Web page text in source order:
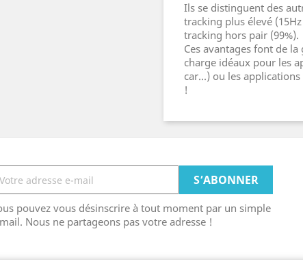
Ils se distinguent des
tracking plus élevé
tracking hors pair (99%).
Ces avantages font de
charge idéaux pour les
car...) ou les
!
pouvez vous désinscrire à tout moment par un simple
Nous ne partageons pas votre adresse !